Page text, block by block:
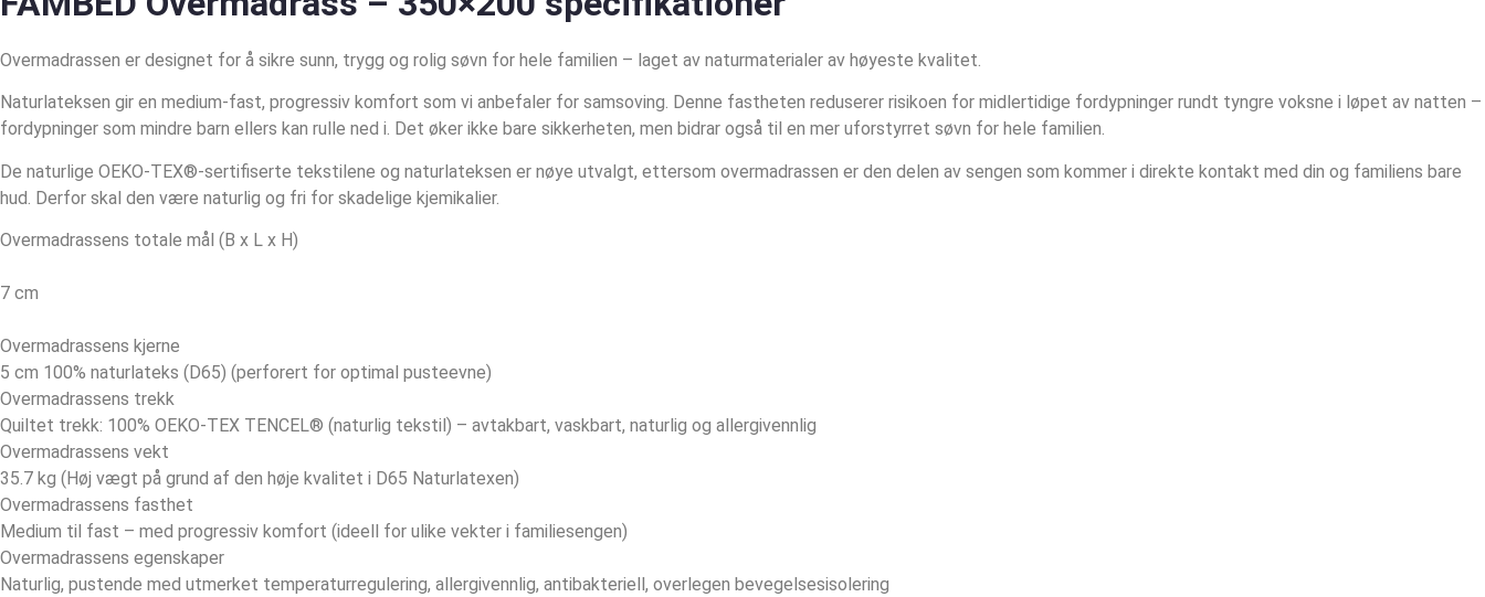
Overmadrassen er designet for å sikre sunn, trygg og rolig søvn for hele familien – laget av naturmaterialer av høyeste kvalitet.
Naturlateksen gir en medium-fast, progressiv komfort som vi anbefaler for samsoving. Denne fastheten reduserer risikoen for midlertidige fordypninger rundt tyngre voksne i løpet av natten –
fordypninger som mindre barn ellers kan rulle ned i. Det øker ikke bare sikkerheten, men bidrar også til en mer uforstyrret søvn for hele familien.
De naturlige OEKO-TEX®-sertifiserte tekstilene og naturlateksen er nøye utvalgt, ettersom overmadrassen er den delen av sengen som kommer i direkte kontakt med din og familiens bare
hud. Derfor skal den være naturlig og fri for skadelige kjemikalier.
Overmadrassens totale mål (B x L x H)
7 cm
Overmadrassens kjerne
5 cm 100% naturlateks (D65) (perforert for optimal pusteevne)
Overmadrassens trekk
Quiltet trekk: 100% OEKO-TEX TENCEL® (naturlig tekstil) – avtakbart, vaskbart, naturlig og allergivennlig
Overmadrassens vekt
35.7 kg (Høj vægt på grund af den høje kvalitet i D65 Naturlatexen)
Overmadrassens fasthet
Medium til fast – med progressiv komfort (ideell for ulike vekter i familiesengen)
Overmadrassens egenskaper
Naturlig, pustende med utmerket temperaturregulering, allergivennlig, antibakteriell, overlegen bevegelsesisolering